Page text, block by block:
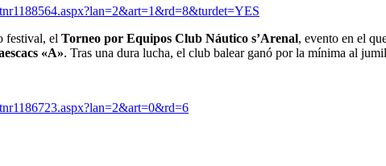
festival, el Torneo por Equipos Club Náutico s’Arenal, evento en el
«A». Tras una dura lucha, el club balear ganó por la mínima al